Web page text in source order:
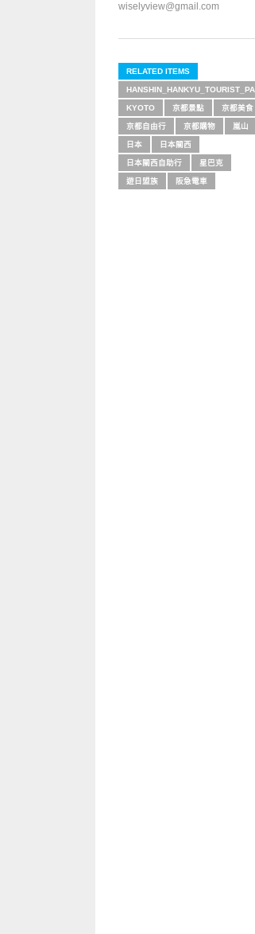
wiselyview@gmail.com
RELATED ITEMS
KYOTO 京都景點 京都美食
京都自由行 京都購物 嵐山
日本 日本關西
日本關西自助行 星巴克
遊日盟族 阪急電車